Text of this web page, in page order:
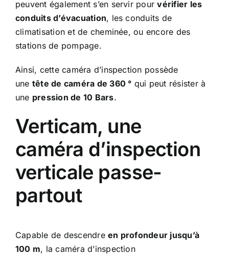
peuvent également s’en servir pourvérifier les
conduits d’évacuation, les conduits de
climatisation et de cheminée, ou encore des
stations de pompage.
Ainsi, cette caméra d’inspection possède
une tête de caméra de 360 ° qui peut résister à
une pression de 10 Bars.
Verticam, une
caméra d’inspection
verticale passe-
partout
Capable de descendreen profondeur jusqu’à
100 m, la caméra d’inspection